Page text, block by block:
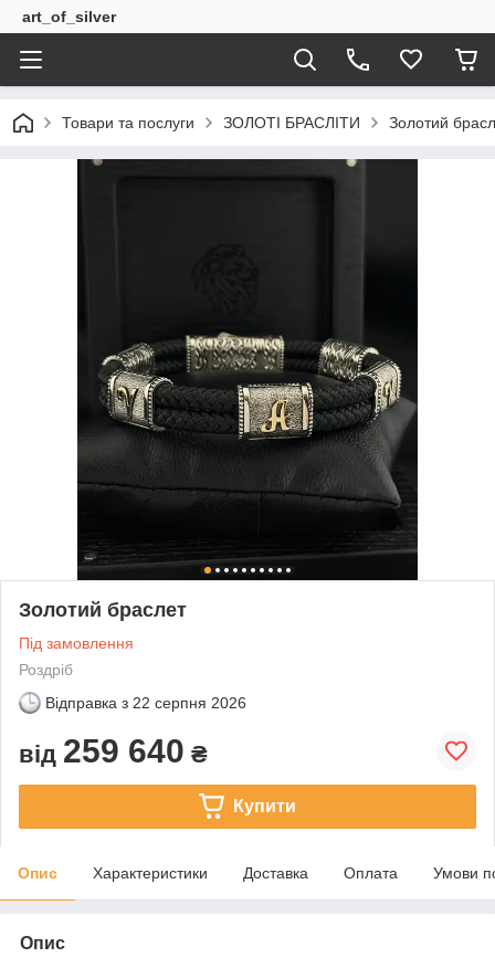
art_of_silver
Товари та послуги ЗОЛОТІ БРАСЛІТИ Золотий
Золотий браслет
Під замовлення
Роздріб
Відправка з 22 серпня 2026
від 259 640 ₴
Купити
Опис Характеристики Доставка Оплата Умови
Опис